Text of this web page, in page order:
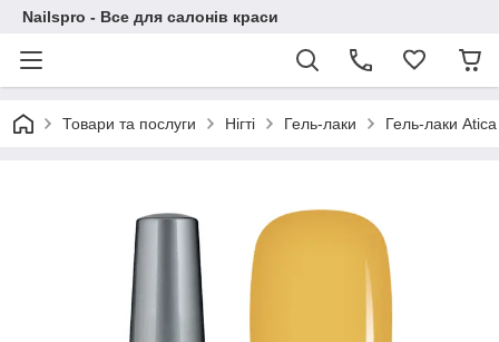
Nailspro - Все для салонів краси
Товари та послуги Нігті Гель-лаки Гель-лаки Atica